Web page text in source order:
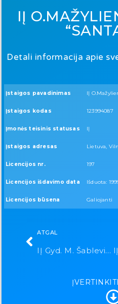
IĮ
Detali informacija apie
Įstaigos pavadinimas IĮ
Įstaigos kodas 123994087
Įmonės teisinis statusas IĮ
Įstaigos adresas Lietuva,
Licencijos nr. 197
Licencijos išdavimo data Išduota:
Licencijos būsena Galiojanti
ATGAL
IĮ Gyd. M. Šablevičiaus kabinetas